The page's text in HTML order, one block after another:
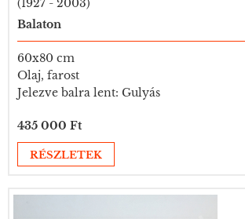
(1927 - 2003)
Balaton
60x80 cm
Olaj, farost
Jelezve balra lent: Gulyás
435 000 Ft
RÉSZLETEK